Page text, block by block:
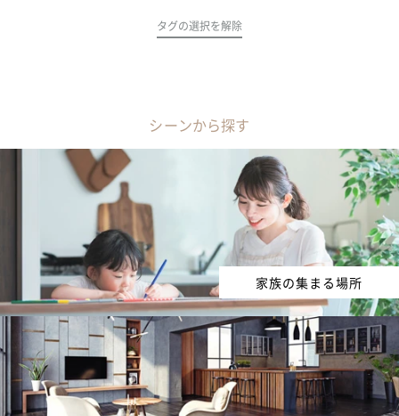
タグの選択を解除
シーンから探す
家族の集まる場所